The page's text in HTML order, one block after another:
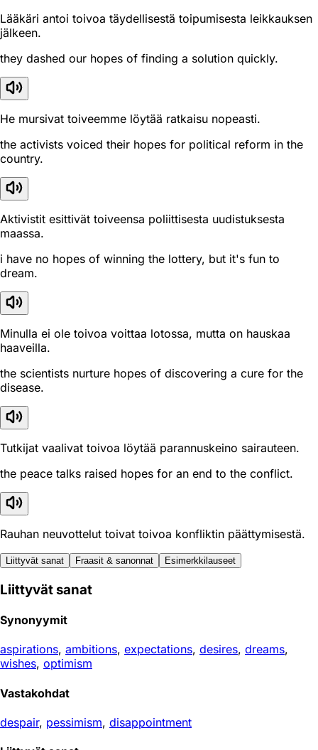
Lääkäri antoi toivoa täydellisestä toipumisesta leikkauksen
jälkeen.
they dashed our hopes of finding a solution quickly.
He mursivat toiveemme löytää ratkaisu nopeasti.
the activists voiced their hopes for political reform in the
country.
Aktivistit esittivät toiveensa poliittisesta uudistuksesta
maassa.
i have no hopes of winning the lottery, but it's fun to
dream.
Minulla ei ole toivoa voittaa lotossa, mutta on hauskaa
haaveilla.
the scientists nurture hopes of discovering a cure for the
disease.
Tutkijat vaalivat toivoa löytää parannuskeino sairauteen.
the peace talks raised hopes for an end to the conflict.
Rauhan neuvottelut toivat toivoa konfliktin päättymisestä.
Liittyvät sanat Fraasit & sanonnat Esimerkkilauseet
Liittyvät sanat
Synonyymit
aspirations, ambitions, expectations, desires, dreams,
wishes, optimism
Vastakohdat
despair, pessimism, disappointment